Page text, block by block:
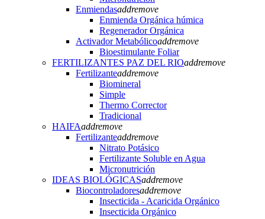
Enmiendasaddremove
Enmienda Orgánica húmica
Regenerador Orgánica
Activador Metabólicoaddremove
Bioestimulante Foliar
FERTILIZANTES PAZ DEL RIOaddremove
Fertilizanteaddremove
Biomineral
Simple
Thermo Corrector
Tradicional
HAIFAaddremove
Fertilizanteaddremove
Nitrato Potásico
Fertilizante Soluble en Agua
Micronutrición
IDEAS BIOLÓGICASaddremove
Biocontroladoresaddremove
Insecticida - Acaricida Orgánico
Insecticida Orgánico